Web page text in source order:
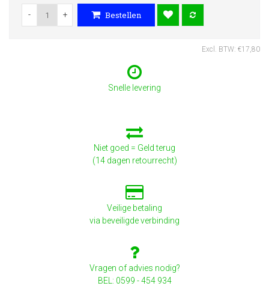
- + Bestellen
Excl. BTW: €17,80
Snelle levering
Niet goed = Geld terug
(14 dagen retourrecht)
Veilige betaling
via beveiligde verbinding
Vragen of advies nodig?
BEL: 0599 - 454 934